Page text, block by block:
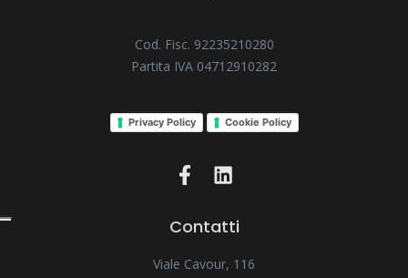
Cod. Fisc. 92235210280
Partita IVA 04712910282
Privacy Policy Cookie Policy
Contatti
Viale Cavour, 116